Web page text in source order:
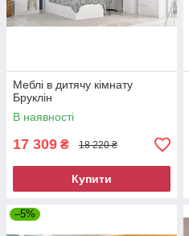
Меблі в дитячу кімнату
Бруклін
В наявності
17 309 ₴ 18 220 ₴
Купити
–5%